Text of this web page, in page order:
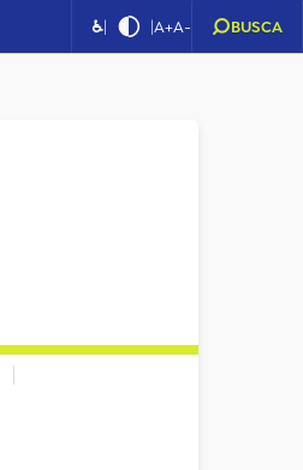
♿| |A+A- BUSCA